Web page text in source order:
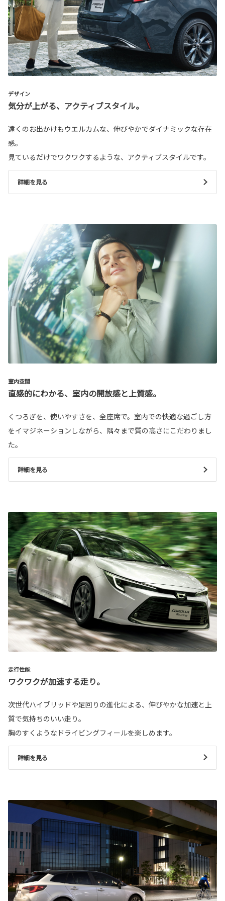
デザイン
気分が上がる、アクティブスタイル。
遠くのお出かけもウエルカムな、伸びやかでダイナミックな存在
感。
見ているだけでワクワクするような、アクティブスタイルです。
詳細を見る
室内空間
直感的にわかる、室内の開放感と上質感。
くつろぎを、使いやすさを、全座席で。室内での快適な過ごし方
をイマジネーションしながら、隅々まで質の高さにこだわりまし
た。
詳細を見る
走行性能
ワクワクが加速する走り。
次世代ハイブリッドや足回りの進化による、伸びやかな加速と上
質で気持ちのいい走り。
胸のすくようなドライビングフィールを楽しめます。
詳細を見る